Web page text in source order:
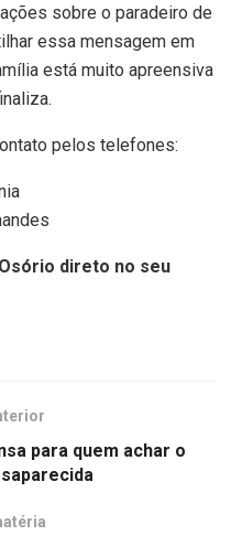
sobre o paradeiro de
essa mensagem em
está muito apreensiva
pelos telefones:
direto no seu
para quem achar o